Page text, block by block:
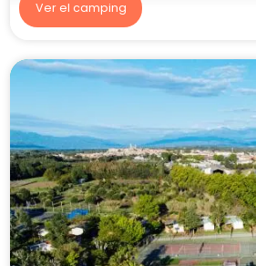
Ver el camping